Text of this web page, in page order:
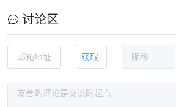
讨论区
获取